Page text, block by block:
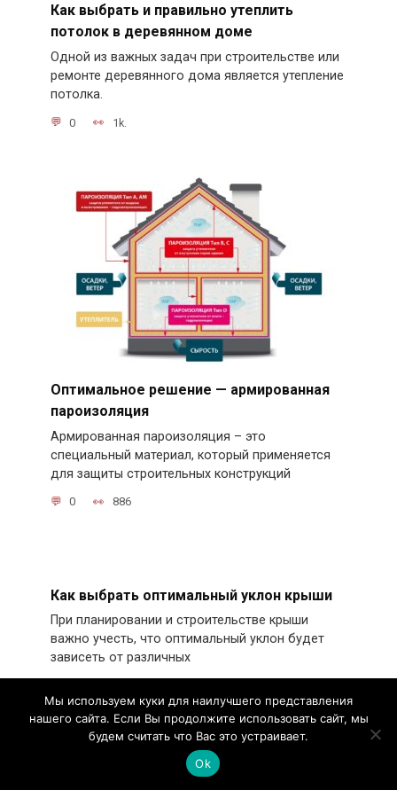
Как выбрать и правильно утеплить
потолок в деревянном доме
Одной из важных задач при строительстве или
ремонте деревянного дома является утепление
потолка.
0 1k.
Оптимальное решение — армированная
пароизоляция
Армированная пароизоляция – это
специальный материал, который применяется
для защиты строительных конструкций
0 886
Как выбрать оптимальный уклон крыши
При планировании и строительстве крыши
важно учесть, что оптимальный уклон будет
зависеть от различных
Как правильно крепить стропило к балке
Мы используем куки для наилучшего представления
нашего сайта. Если Вы продолжите использовать сайт, мы
будем считать что Вас это устраивает.
Ok